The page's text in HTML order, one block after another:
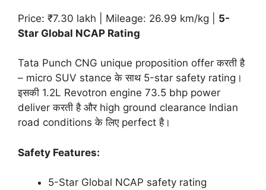
Price: ₹7.30 lakh | Mileage: 26.99 km/kg | 5-
Star Global NCAP Rating
Tata Punch CNG unique proposition offer करती है
– micro SUV stance के साथ 5-star safety rating।
इसकी 1.2L Revotron engine 73.5 bhp power
deliver करती है और high ground clearance Indian
road conditions के लिए perfect है।
Safety Features:
5-Star Global NCAP safety rating